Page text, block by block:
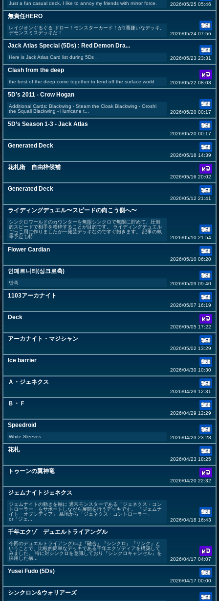
Just a fun casual deck, I like to annoy my friends with mirror force. 2026/05/25 05:46
無責任HERO
レイジオンぐるぐる ドロー！モンスターカード！が1番嫌いなデッキ。
デモンスミスデッキだ！
2026/05/24 07:56
Jack Atlas Special (5Ds) : Red Demon Dra...
Here is Jack Atlas Card list during 5Ds . 2026/05/23 23:31
Clash from the deep
the best of the deep come together to fend off the surface world 2026/05/22 08:03
5D’s 2011 - Crow Hogan
Additional Cards: Blackwing - Steam the Cloak Blackwing - Oroshi
the Squall Blackwing - Hurricane t...
2026/05/20 00:17
5D’s Season 1-3 - Jack Atlas
2026/05/20 00:17
Generated Deck
2026/05/18 14:39
花札衛 自由枠候補
2026/05/16 20:02
Generated Deck
2026/05/12 21:41
ライディングデュエル〜スピードの向こう側へ〜
シンクロワールドのカウンターを無限シンクロで無限に貯めて、圧倒
的スピードで相手を粉砕することが目的です。 ライディングデュエル
ごっこ用に作りましたが一発芸デッキなのですぐ飽きます。 記事の執
筆予定も特...
2026/05/10 21:54
Flower Cardian
2026/05/10 06:20
인페르니티(싱크로축)
만족 2026/05/09 09:40
1103アーカナイト
2026/05/07 16:19
Deck
2026/05/05 17:22
アーカナイト・マジシャン
2026/05/02 13:29
Ice barrier
2026/04/30 10:30
Ａ・ジェネクス
2026/04/29 12:31
Ｂ・Ｆ
2026/04/29 12:29
Speedroid
White Sleeves 2026/04/23 23:28
花札
2026/04/23 18:25
トゥーンの翼神竜
2026/04/20 22:32
ジェムナイトジェネクス
ジェムナイトの動きを軸に 通常モンスターである「ジェネクス・コン
トローラー」をサポートしながら展開を行うデッキです。 「ジェムナ
イト・オブシディア」 墓地から「ジェネクス・コントローラー」
or「ジェ...
2026/04/18 16:43
千年エクゾ デュエルトライアングル
今回のデュエルトライアングルは『融合』『シンクロ』『リンク』と
いうことで、比較的簡単なデッキである千年エクゾディアを構築して
みました。 特に対シンクロを意識しており『シンクロキャンセル』を
採用した構...
2026/04/17 04:07
Yusei Fudo (5Ds)
2026/04/17 00:00
シンクロン&ウォリアーズ